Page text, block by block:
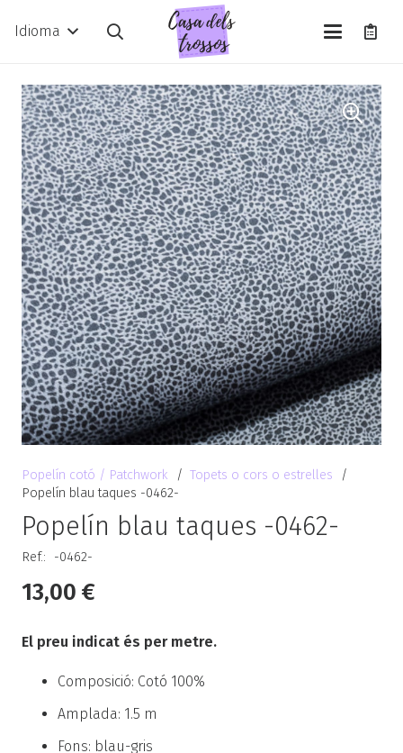
Idioma
Popelín cotó / Patchwork / Topets o cors o estrelles
/
Popelín blau taques -0462-
Popelín blau taques -0462-
Ref.: -0462-
13,00 €
El preu indicat és per metre.
Composició: Cotó 100%
Amplada: 1.5 m
Fons: blau-gris